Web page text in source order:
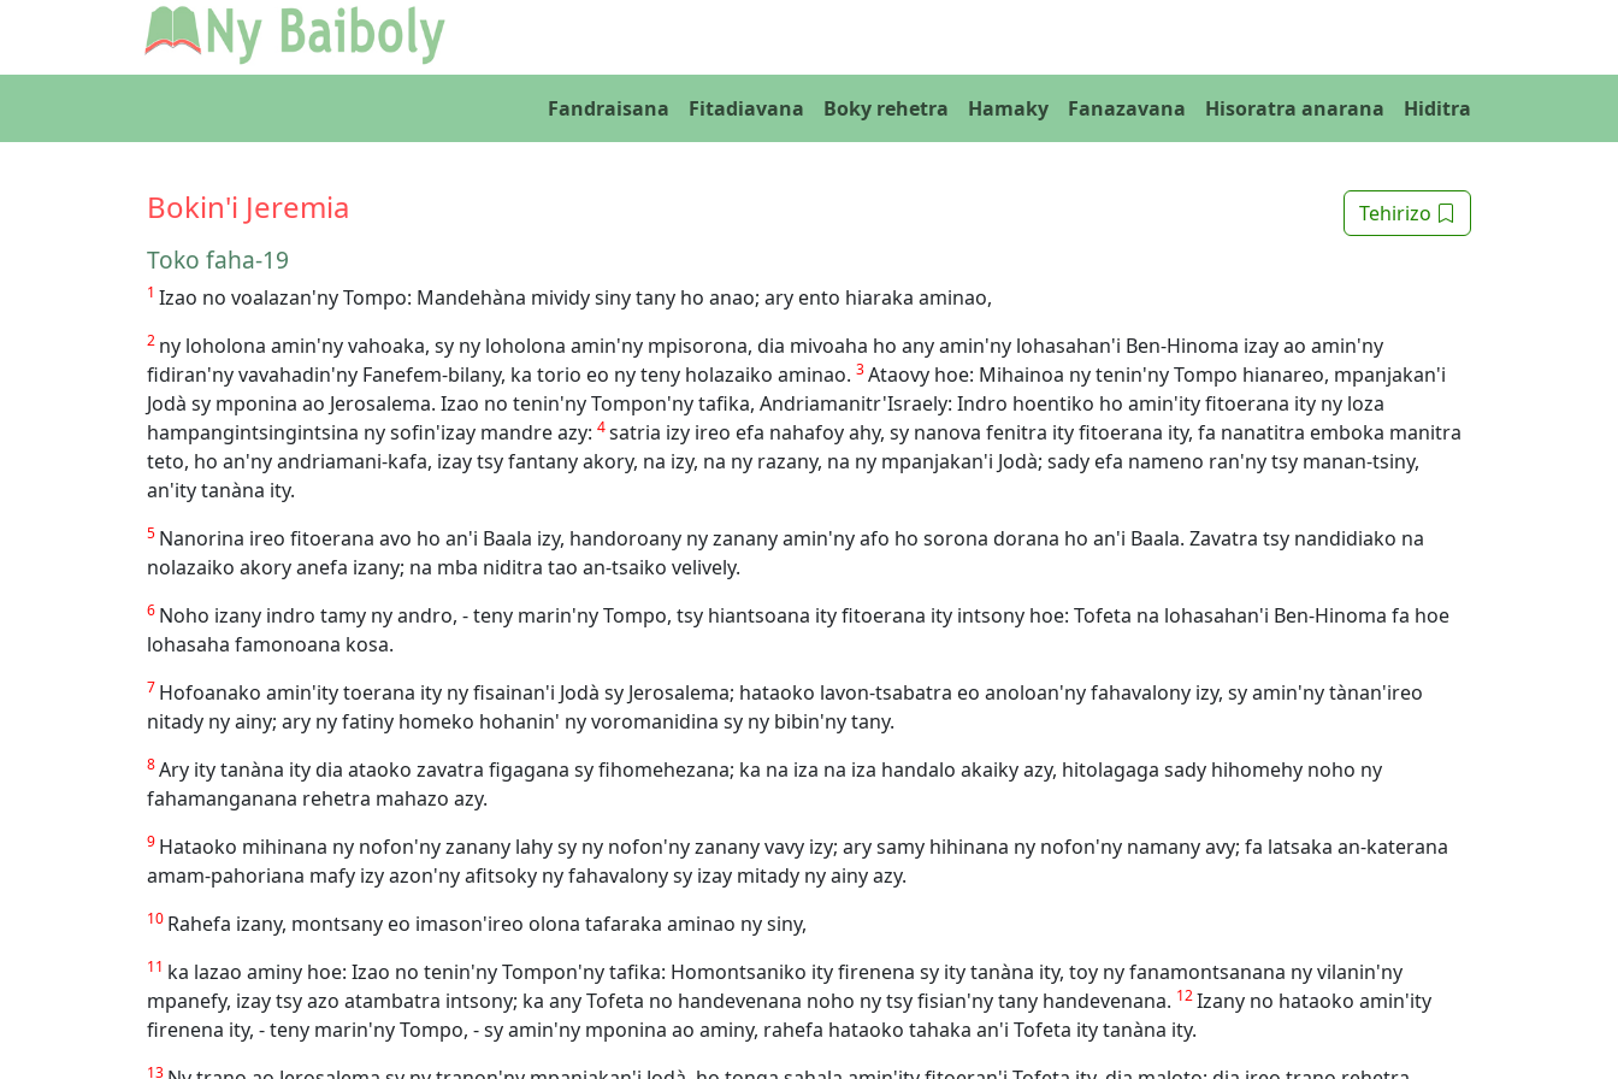
Fandraisana Fitadiavana Boky rehetra Hamaky Fanazavana Hisoratra anarana Hiditra
Tehirizo
Bokin'i Jeremia
Toko faha-19
1 Izao no voalazan'ny Tompo: Mandehàna mividy siny tany ho anao; ary ento hiaraka aminao,
2 ny loholona amin'ny vahoaka, sy ny loholona amin'ny mpisorona, dia mivoaha ho any amin'ny lohasahan'i Ben-Hinoma izay ao amin'ny
fidiran'ny vavahadin'ny Fanefem-bilany, ka torio eo ny teny holazaiko aminao. 3Ataovy hoe: Mihainoa ny tenin'ny Tompo hianareo, mpanjakan'i
Jodà sy mponina ao Jerosalema. Izao no tenin'ny Tompon'ny tafika, Andriamanitr'Israely: Indro hoentiko ho amin'ity fitoerana ity ny loza
hampangintsingintsina ny sofin'izay mandre azy: 4satria izy ireo efa nahafoy ahy, sy nanova fenitra ity fitoerana ity, fa nanatitra emboka manitra
teto, ho an'ny andriamani-kafa, izay tsy fantany akory, na izy, na ny razany, na ny mpanjakan'i Jodà; sady efa nameno ran'ny tsy manan-tsiny,
an'ity tanàna ity.
5 Nanorina ireo fitoerana avo ho an'i Baala izy, handoroany ny zanany amin'ny afo ho sorona dorana ho an'i Baala. Zavatra tsy nandidiako na
nolazaiko akory anefa izany; na mba niditra tao an-tsaiko velively.
6 Noho izany indro tamy ny andro, - teny marin'ny Tompo, tsy hiantsoana ity fitoerana ity intsony hoe: Tofeta na lohasahan'i Ben-Hinoma fa hoe
lohasaha famonoana kosa.
7 Hofoanako amin'ity toerana ity ny fisainan'i Jodà sy Jerosalema; hataoko lavon-tsabatra eo anoloan'ny fahavalony izy, sy amin'ny tànan'ireo
nitady ny ainy; ary ny fatiny homeko hohanin' ny voromanidina sy ny bibin'ny tany.
8Ary ity tanàna ity dia ataoko zavatra figagana sy fihomehezana; ka na iza na iza handalo akaiky azy, hitolagaga sady hihomehy noho ny
fahamanganana rehetra mahazo azy.
9 Hataoko mihinana ny nofon'ny zanany lahy sy ny nofon'ny zanany vavy izy; ary samy hihinana ny nofon'ny namany avy; fa latsaka an-katerana
amam-pahoriana mafy izy azon'ny afitsoky ny fahavalony sy izay mitady ny ainy azy.
10 Rahefa izany, montsany eo imason'ireo olona tafaraka aminao ny siny,
11 ka lazao aminy hoe: Izao no tenin'ny Tompon'ny tafika: Homontsaniko ity firenena sy ity tanàna ity, toy ny fanamontsanana ny vilanin'ny
mpanefy, izay tsy azo atambatra intsony; ka any Tofeta no handevenana noho ny tsy fisian'ny tany handevenana. 12Izany no hataoko amin'ity
firenena ity, - teny marin'ny Tompo, - sy amin'ny mponina ao aminy, rahefa hataoko tahaka an'i Tofeta ity tanàna ity.
13